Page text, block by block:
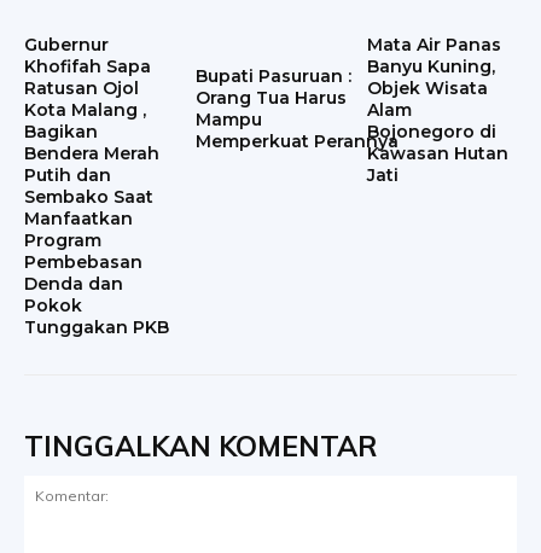
Gubernur
Khofifah Sapa
Ratusan Ojol
Kota Malang ,
Bagikan
Bendera Merah
Putih dan
Sembako Saat
Manfaatkan
Program
Pembebasan
Denda dan
Pokok
Tunggakan PKB
Bupati Pasuruan :
Orang Tua Harus
Mampu
Memperkuat Perannya
Mata Air Panas
Banyu Kuning,
Objek Wisata
Alam
Bojonegoro di
Kawasan Hutan
Jati
TINGGALKAN KOMENTAR